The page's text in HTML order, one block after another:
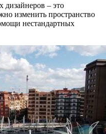
дизайнеров – это
изменить пространство
нестандартных